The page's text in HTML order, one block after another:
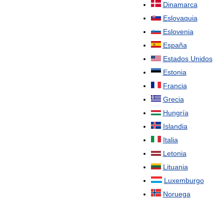
Dinamarca
Eslovaquia
Eslovenia
España
Estados Unidos
Estonia
Francia
Grecia
Hungría
Islandia
Italia
Letonia
Lituania
Luxemburgo
Noruega